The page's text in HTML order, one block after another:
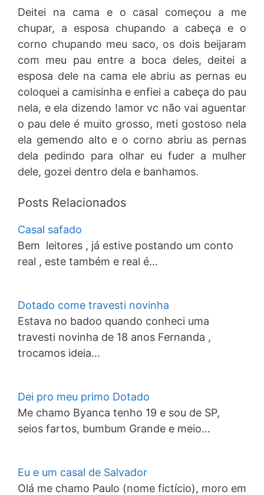
Deitei na cama e o casal começou a me
chupar, a esposa chupando a cabeça e o
corno chupando meu saco, os dois beijaram
com meu pau entre a boca deles, deitei a
esposa dele na cama ele abriu as pernas eu
coloquei a camisinha e enfiei a cabeça do pau
nela, e ela dizendo !amor vc não vai aguentar
o pau dele é muito grosso, meti gostoso nela
ela gemendo alto e o corno abriu as pernas
dela pedindo para olhar eu fuder a mulher
dele, gozei dentro dela e banhamos.
Posts Relacionados
Casal safado
Bem leitores , já estive postando um conto
real , este também e real é…
Dotado come travesti novinha
Estava no badoo quando conheci uma
travesti novinha de 18 anos Fernanda ,
trocamos ideia…
Dei pro meu primo Dotado
Me chamo Byanca tenho 19 e sou de SP,
seios fartos, bumbum Grande e meio…
Eu e um casal de Salvador
Olá me chamo Paulo (nome fictício), moro em